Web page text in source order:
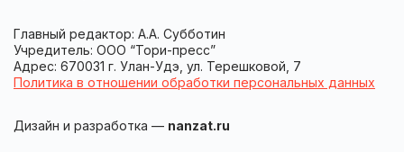
Главный редактор: А.А. Субботин
Учредитель: ООО “Тори-пресс”
Адрес: 670031 г. Улан-Удэ, ул. Терешковой, 7
Политика в отношении обработки персональных данных
Дизайн и разработка — nanzat.ru